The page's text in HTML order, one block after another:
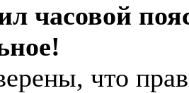
часовой
что